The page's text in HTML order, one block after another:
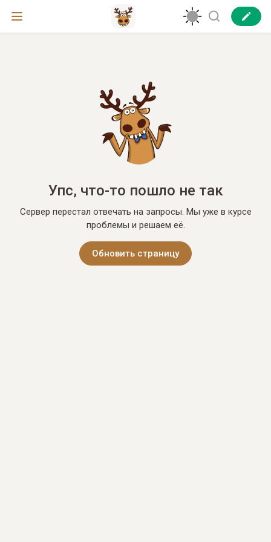
Упс, что-то пошло не так
Сервер перестал отвечать на запросы. Мы уже в курсе
проблемы и решаем её.
Обновить страницу